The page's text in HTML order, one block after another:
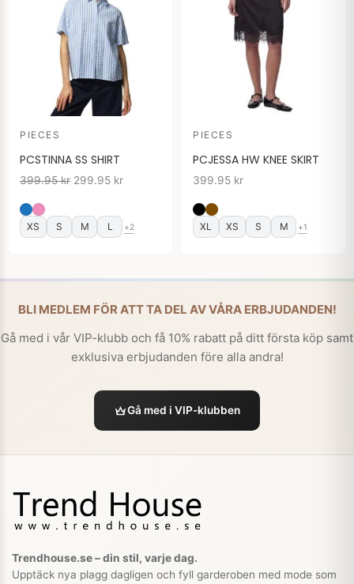
PIECES
PCSTINNA SS SHIRT
399.95kr
var:
399.95 kr.
299.95 kr
299.95 kr.
XS S M L +2
PIECES
PCJESSA HW KNEE SKIRT
399.95 kr
XL XS S M +1
BLI MEDLEM FÖR ATT TA DEL AV VÅRA ERBJUDANDEN!
Gå med i vår VIP-klubb och få 10% rabatt på ditt första köp samt
exklusiva erbjudanden före alla andra!
Gå med i VIP-klubben
Trendhouse.se – din stil, varje dag.
Upptäck nya plagg dagligen och fyll garderoben med mode som